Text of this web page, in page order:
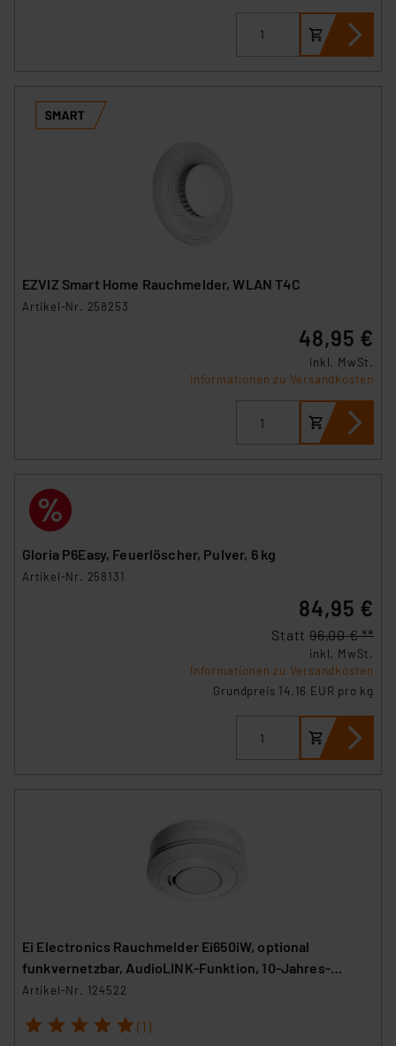
EZVIZ Smart Home Rauchmelder, WLAN T4C
Artikel-Nr. 258253
48,95 €
inkl. MwSt.
Informationen zu Versandkosten
Gloria P6Easy, Feuerlöscher, Pulver, 6 kg
Artikel-Nr. 258131
84,95 €
Statt 96,00 € **
inkl. MwSt.
Informationen zu Versandkosten
Grundpreis 14.16 EUR pro kg
Ei Electronics Rauchmelder Ei650iW, optional
funkvernetzbar, AudioLINK-Funktion, 10-Jahres-
Batterie
Artikel-Nr. 124522
1 2 3 4 5 (1)